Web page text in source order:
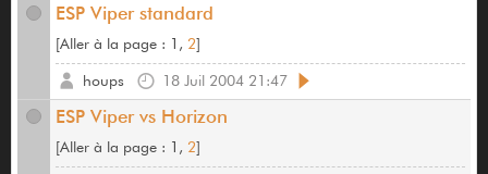
ESP Viper standard
[Aller à la page : 1, 2]
18 Juil 2004 21:47
houps
ESP Viper vs Horizon
[Aller à la page : 1, 2]